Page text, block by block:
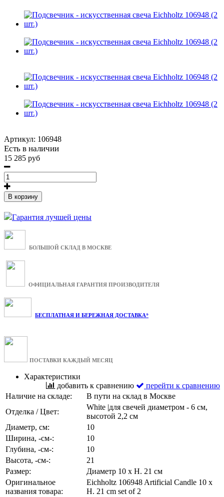
Артикул: 106948
Есть в наличии
15 285 руб
В корзину
Гарантия лучшей цены
БОЛЬШОЙ СКЛАД В МОСКВЕ
ОФИЦИАЛЬНАЯ ГАРАНТИЯ ПРОИЗВОДИТЕЛЯ
БЕСПЛАТНАЯ И БЕРЕЖНАЯ ДОСТАВКА*
ПОСТАВКИ КАЖДЫЙ МЕСЯЦ
Характеристики
добавить к сравнению
перейти к сравнению
Наличие на складе:
В пути на склад в Москве
Отделка / Цвет:
White |для свечей диаметром - 6 см,
высотой 2,2 см
Диаметр, см:
10
Ширина, -см-:
10
Глубина, -см-:
10
Высота, -см-:
21
Размер:
Диаметр 10 x H. 21 см
Оригинальное
названия товара:
Eichholtz 106948 Artificial Candle 10 x
H. 21 cm set of 2